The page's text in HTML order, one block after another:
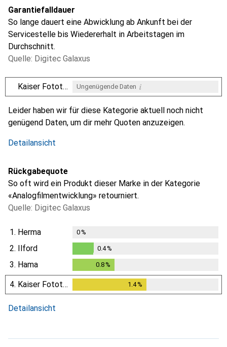
Garantiefalldauer
So lange dauert eine Abwicklung ab Ankunft bei der
Servicestelle bis Wiedererhalt in Arbeitstagen im
Durchschnitt.
Quelle: Digitec Galaxus
Kaiser Fototechnik Ungenügende Daten i
iii
Leider haben wir für diese Kategorie aktuell noch nicht
genügend Daten, um dir mehr Quoten anzuzeigen.
Detailansicht
Rückgabequote
So oft wird ein Produkt dieser Marke in der Kategorie
«Analogfilmentwicklung» retourniert.
Quelle: Digitec Galaxus
1. Herma 0%
2. Ilford
0.4%
0.4%
3. Hama 0.8 %
4. Kaiser Fototechnik 1.4%
Detailansicht